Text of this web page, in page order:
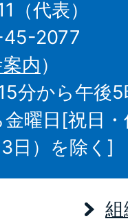
（代表）
2077
内）
分から午後5
曜日[祝日
3日）を除く]